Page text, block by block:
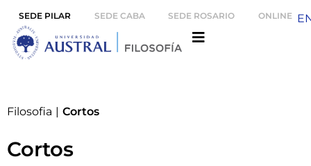
SEDE PILAR SEDE CABA SEDE ROSARIO ONLINE
Filosofia | Cortos
Cortos